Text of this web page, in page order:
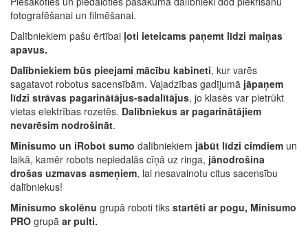
fotografēšanai un filmēšanai.
Dalībniekiem pašu ērtībai ļoti ieteicams paņemt līdzi maiņas
apavus.
Dalībniekiem būs pieejami mācību kabineti, kur varēs
sagatavot robotus sacensībām. Vajadzības gadījumā jāpaņem
līdzi strāvas pagarinātājus-sadalītājus, jo klasēs var pietrūkt
vietas elektrības rozetēs. Dalībniekus ar pagarinātājiem
nevarēsim nodrošināt.
Minisumo un iRobot sumo dalībniekiem jābūt līdzi cimdiem un
laikā, kamēr robots nepiedalās cīņā uz ringa, jānodrošina
drošas uzmavas asmeņiem, lai nesavainotu citus sacensību
dalībniekus!
Minisumo skolēnu grupā roboti tiks startēti ar pogu, Minisumo
PRO grupā ar pulti.